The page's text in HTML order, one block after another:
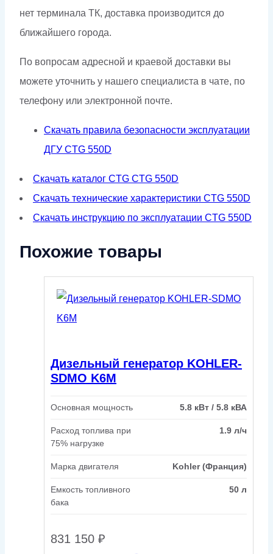
нет терминала ТК, доставка производится до
ближайшего города.
По вопросам адресной и краевой доставки вы
можете уточнить у нашего специалиста в чате, по
телефону или электронной почте.
Скачать правила безопасности эксплуатации
ДГУ CTG 550D
Скачать каталог CTG CTG 550D
Скачать технические характеристики CTG 550D
Скачать инструкцию по эксплуатации CTG 550D
Похожие товары
Дизельный генератор KOHLER-
SDMO K6M
Основная мощность 5.8 кВт / 5.8 кВА
Расход топлива при
75% нагрузке
1.9 л/ч
Марка двигателя Kohler (Франция)
Емкость топливного
бака
50 л
831 150 ₽